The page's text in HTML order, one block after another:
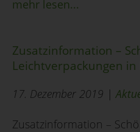
mehr lesen...
Zusatzinformation –
Leichtverpackungen in
17. Dezember 2019 |
Zusatzinformation –